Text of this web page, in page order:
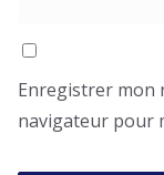
Enregistrer mon
navigateur pour